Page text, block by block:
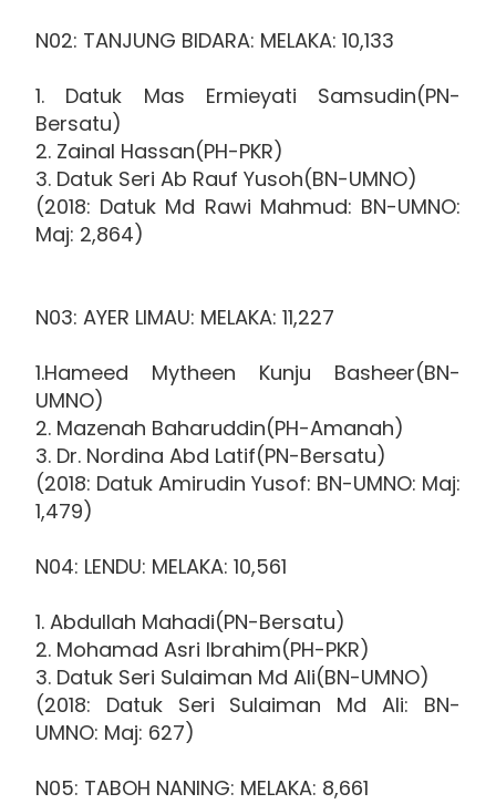
N02: TANJUNG BIDARA: MELAKA: 10,133
1. Datuk Mas Ermieyati Samsudin(PN-
Bersatu)
2. Zainal Hassan(PH-PKR)
3. Datuk Seri Ab Rauf Yusoh(BN-UMNO)
(2018: Datuk Md Rawi Mahmud: BN-UMNO:
Maj: 2,864)
N03: AYER LIMAU: MELAKA: 11,227
1.Hameed Mytheen Kunju Basheer(BN-
UMNO)
2. Mazenah Baharuddin(PH-Amanah)
3. Dr. Nordina Abd Latif(PN-Bersatu)
(2018: Datuk Amirudin Yusof: BN-UMNO: Maj:
1,479)
N04: LENDU: MELAKA: 10,561
1. Abdullah Mahadi(PN-Bersatu)
2. Mohamad Asri Ibrahim(PH-PKR)
3. Datuk Seri Sulaiman Md Ali(BN-UMNO)
(2018: Datuk Seri Sulaiman Md Ali: BN-
UMNO: Maj: 627)
N05: TABOH NANING: MELAKA: 8,661